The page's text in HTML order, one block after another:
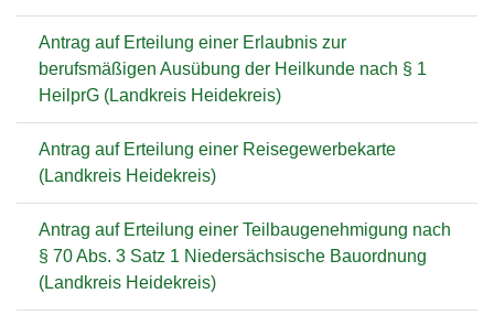
Antrag auf Erteilung einer Erlaubnis zur
berufsmäßigen Ausübung der Heilkunde nach § 1
HeilprG (Landkreis Heidekreis)
Antrag auf Erteilung einer Reisegewerbekarte
(Landkreis Heidekreis)
Antrag auf Erteilung einer Teilbaugenehmigung nach
§ 70 Abs. 3 Satz 1 Niedersächsische Bauordnung
(Landkreis Heidekreis)